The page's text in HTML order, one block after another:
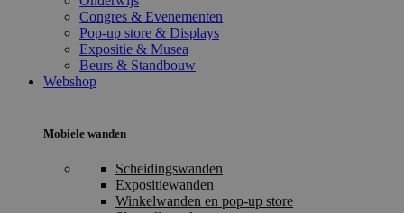
Congres & Evenementen
Pop-up store & Displays
Expositie & Musea
Beurs & Standbouw
Webshop
Mobiele wanden
Scheidingswanden
Expositiewanden
Winkelwanden en pop-up store